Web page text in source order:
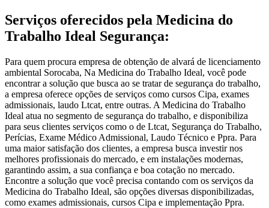
Serviços oferecidos pela Medicina do
Trabalho Ideal Segurança:
Para quem procura empresa de obtenção de alvará de licenciamento
ambiental Sorocaba, Na Medicina do Trabalho Ideal, você pode
encontrar a solução que busca ao se tratar de segurança do trabalho,
a empresa oferece opções de serviços como cursos Cipa, exames
admissionais, laudo Ltcat, entre outras. A Medicina do Trabalho
Ideal atua no segmento de segurança do trabalho, e disponibiliza
para seus clientes serviços como o de Ltcat, Segurança do Trabalho,
Perícias, Exame Médico Admissional, Laudo Técnico e Ppra. Para
uma maior satisfação dos clientes, a empresa busca investir nos
melhores profissionais do mercado, e em instalações modernas,
garantindo assim, a sua confiança e boa cotação no mercado.
Encontre a solução que você precisa contando com os serviços da
Medicina do Trabalho Ideal, são opções diversas disponibilizadas,
como exames admissionais, cursos Cipa e implementação Ppra.